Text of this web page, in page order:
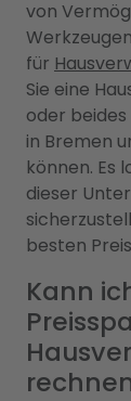
von
für
Sie eine
oder
in Bremen
können. Es
dieser
besten
Kann